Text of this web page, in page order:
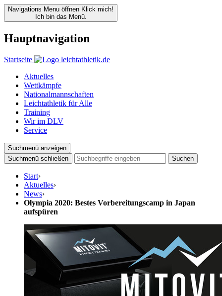
Navigations Menu öffnen Klick mich!
Ich bin das Menü.
Hauptnavigation
Startseite
Aktuelles
Wettkämpfe
Nationalmannschaften
Leichtathletik für Alle
Training
Wir im DLV
Service
Suchmenü anzeigen
Suchmenü schließen
Suchen
Start›
Aktuelles›
News›
Olympia 2020: Bestes Vorbereitungscamp in Japan
aufspüren